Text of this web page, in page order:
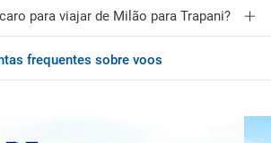
para viajar de Milão para Trapani?
frequentes sobre voos